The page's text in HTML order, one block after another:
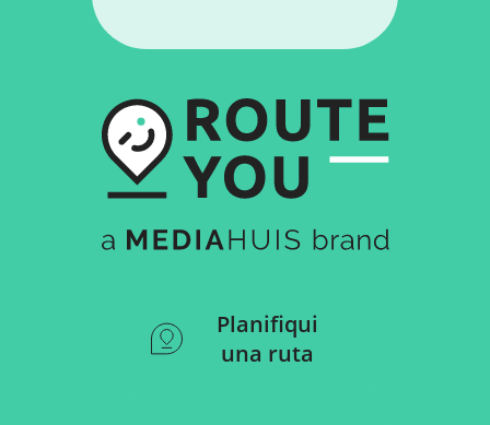
Planifiqui
una ruta